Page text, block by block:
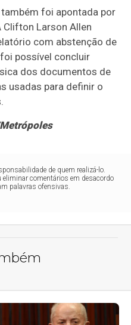
foi apontada por
Clifton Larson Allen
com abstenção de
possível concluir
dos documentos de
usadas para definir o
de quem realizá-lo.
eliminar comentários em desacordo
palavras ofensivas.